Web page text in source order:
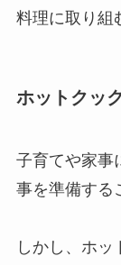
料理に取り組
ホットクッ
子育てや家事
事を準備する
しかし、ホッ